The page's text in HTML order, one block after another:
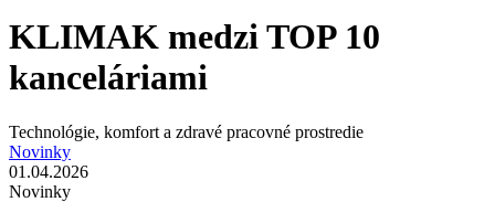
KLIMAK medzi TOP 10
kanceláriami
Technológie, komfort a zdravé pracovné prostredie
Novinky
01.04.2026
Novinky